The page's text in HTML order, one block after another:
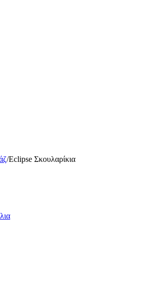
/Eclipse Σκουλαρίκια